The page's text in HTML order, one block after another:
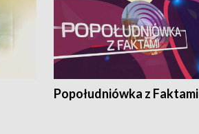
Popołudniówka z Faktami